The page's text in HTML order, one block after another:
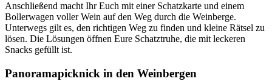
Anschließend macht Ihr Euch mit einer Schatzkarte und einem
Bollerwagen voller Wein auf den Weg durch die Weinberge.
Unterwegs gilt es, den richtigen Weg zu finden und kleine Rätsel zu
lösen. Die Lösungen öffnen Eure Schatztruhe, die mit leckeren
Snacks gefüllt ist.
Panoramapicknick in den Weinbergen